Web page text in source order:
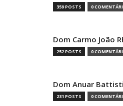
359 POSTS 0
Dom Carmo João
252 POSTS 0
Dom Anuar Battisti
231 POSTS 0